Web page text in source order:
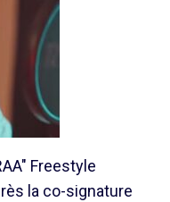
Freestyle
la co-signature